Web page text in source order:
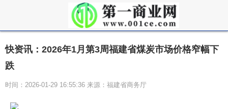
快资讯：2026年1月第3周福建省煤炭市场价格窄幅下
跌
时间：2026-01-29 16:55:36 来源：福建省商务厅